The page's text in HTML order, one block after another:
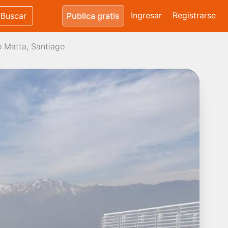
Buscar Publica gratis Ingresar Registrarse
Matta, Santiago